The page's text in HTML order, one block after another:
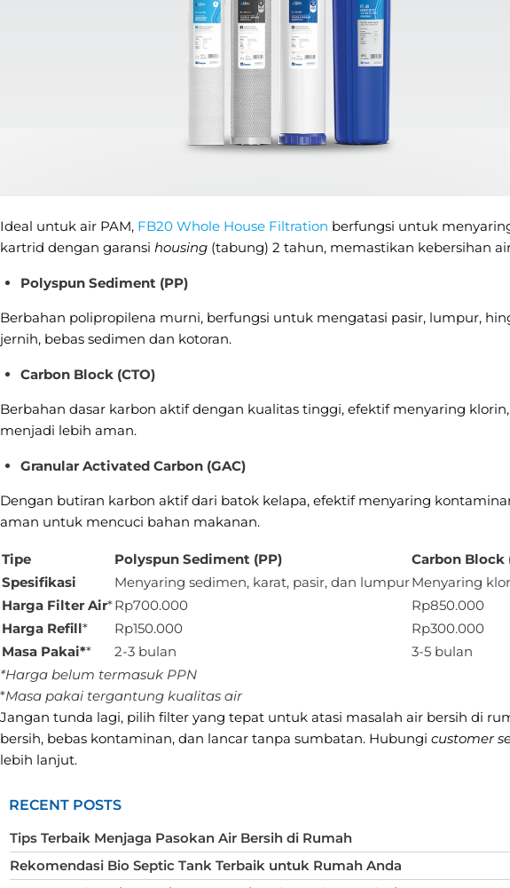
Ideal untuk air PAM, FB20 Whole House Filtration berfungsi untuk
kartrid dengan garansi housing (tabung) 2 tahun, memastikan kebersihan
Polyspun Sediment (PP)
Berbahan polipropilena murni, berfungsi untuk mengatasi pasir, lumpur,
jernih, bebas sedimen dan kotoran.
Carbon Block (CTO)
Berbahan dasar karbon aktif dengan kualitas tinggi, efektif menyaring
menjadi lebih aman.
Granular Activated Carbon (GAC)
Dengan butiran karbon aktif dari batok kelapa, efektif menyaring
aman untuk mencuci bahan makanan.
Tipe Polyspun Sediment (PP) Carbon Block
Spesifikasi
Menyaring sedimen, karat, pasir, dan lumpurMenyaring
Harga Filter Air*Rp700.000 Rp850.000
Harga Refill* Rp150.000 Rp300.000
Masa Pakai** 2-3 bulan 3-5 bulan
*Harga belum termasuk PPN
*Masa pakai tergantung kualitas air
Jangan tunda lagi, pilih filter yang tepat untuk atasi masalah air bersih di
bersih, bebas kontaminan, dan lancar tanpa sumbatan. Hubungi customer
lebih lanjut.
RECENT POSTS
Tips Terbaik Menjaga Pasokan Air Bersih di Rumah
Rekomendasi Bio Septic Tank Terbaik untuk Rumah Anda